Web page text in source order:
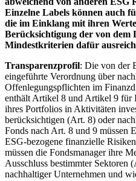
Einzelne Labels können auch
die im Einklang mit ihren
Berücksichtigung der von dem
Mindestkriterien dafür
Transparenzprofil: Die von der
eingeführte Verordnung über
Offenlegungspflichten im
enthält Artikel 8 und Artikel 9 für
ihres Portfolios in Aktivitäten
berücksichtigen (Art. 8) oder
Fonds nach Art. 8 und 9 müssen
ESG-bezogene finanzielle
müssen die Fondsmanager ihre
Ausschluss bestimmter Sektoren
nachhaltiger Unternehmen und